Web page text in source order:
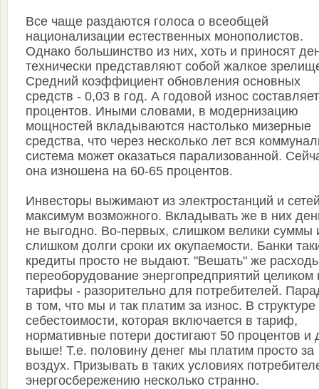
Все чаще раздаются голоса о всеобщей
национализации естественных монополистов.
Однако большинство из них, хоть и приносят
технически представляют собой жалкое
Средний коэффициент обновления основных
средств - 0,03 в год. А годовой износ
процентов. Иными словами, в модернизацию
мощностей вкладываются настолько мизерные
средства, что через несколько лет вся
система может оказаться парализованной.
она изношена на 60-65 процентов.
Инвесторы выжимают из электростанций и
максимум возможного. Вкладывать же в них
не выгодно. Во-первых, слишком велики суммы
слишком долги сроки их окупаемости. Банки
кредиты просто не выдают. "Вешать" же
переоборудование энергопредприятий целиком
тарифы - разорительно для потребителей.
в том, что мы и так платим за износ. В структуре
себестоимости, которая включается в тариф,
нормативные потери достигают 50 процентов и
выше! Т.е. половину денег мы платим просто за
воздух. Призывать в таких условиях
энергосбережению несколько странно.